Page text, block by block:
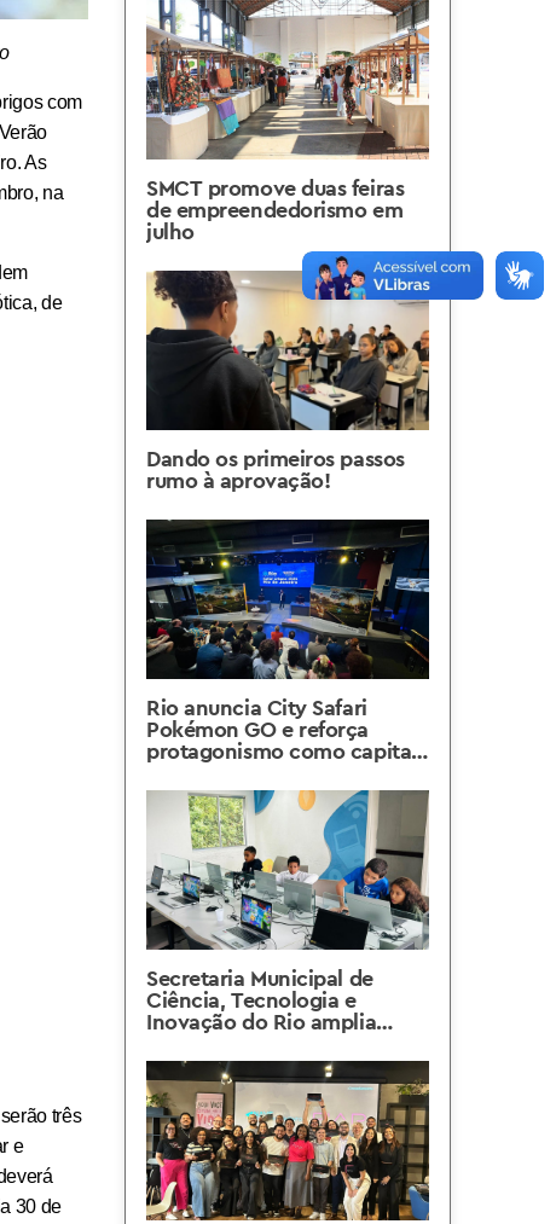
com
As
na
de
três
e
30 de
SMCT promove duas feiras
de empreendedorismo em
julho
Dando os primeiros passos
rumo à aprovação!
Rio anuncia City Safari
Pokémon GO e reforça
protagonismo como capital
Secretaria Municipal de
Ciência, Tecnologia e
Inovação do Rio amplia
Prazeres em Santa Teresa